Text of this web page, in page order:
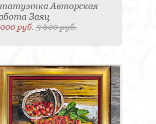
Авторская
Заяц
руб.3 600 руб.